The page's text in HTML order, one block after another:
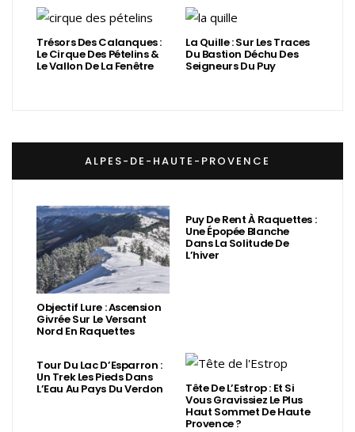
Trésors Des Calanques :
Le Cirque Des Pételins &
Le Vallon De La Fenêtre
La Quille : Sur Les Traces
Du Bastion Déchu Des
Seigneurs Du Puy
ALPES-DE-HAUTE-PROVENCE
Objectif Lure : Ascension
Givrée Sur Le Versant
Nord En Raquettes
Puy De Rent À Raquettes :
Une Épopée Blanche
Dans La Solitude De
L’hiver
Tour Du Lac D’Esparron :
Un Trek Les Pieds Dans
L’Eau Au Pays Du Verdon Tête De L’Estrop : Et Si
Vous Gravissiez Le Plus
Haut Sommet De Haute
Provence ?